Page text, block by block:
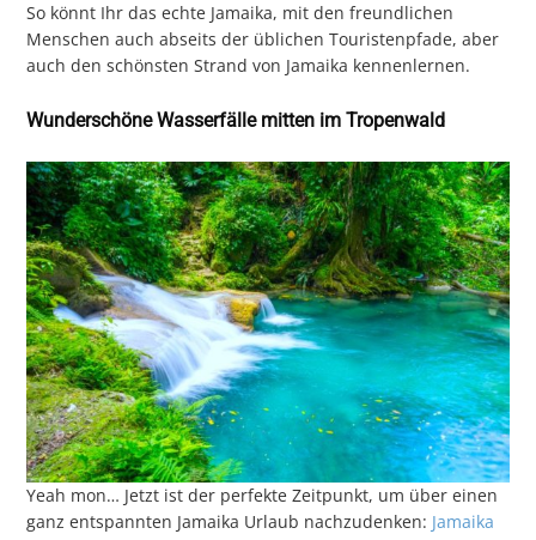
So könnt Ihr das echte Jamaika, mit den freundlichen
Menschen auch abseits der üblichen Touristenpfade, aber
auch den schönsten Strand von Jamaika kennenlernen.
Wunderschöne Wasserfälle mitten im Tropenwald
Yeah mon… Jetzt ist der perfekte Zeitpunkt, um über einen
ganz entspannten Jamaika Urlaub nachzudenken: Jamaika